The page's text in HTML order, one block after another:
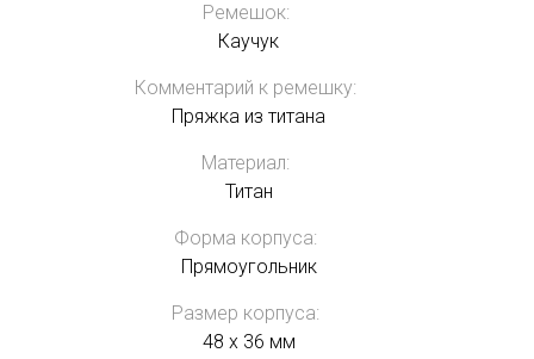
Ремешок:
Каучук
Комментарий к ремешку:
Пряжка из титана
Материал:
Титан
Форма корпуса:
Прямоугольник
Размер корпуса:
48 x 36 мм